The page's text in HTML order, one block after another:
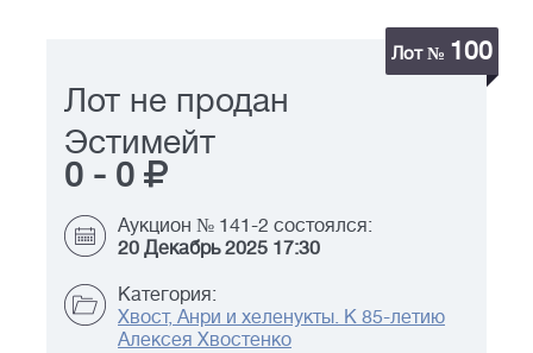
Лот № 100
Лот не продан
Эстимейт
0 - 0
Аукцион № 141-2 состоялся:
20 Декабрь 2025 17:30
Категория:
Хвост, Анри и хеленукты. К 85-летию
Алексея Хвостенко